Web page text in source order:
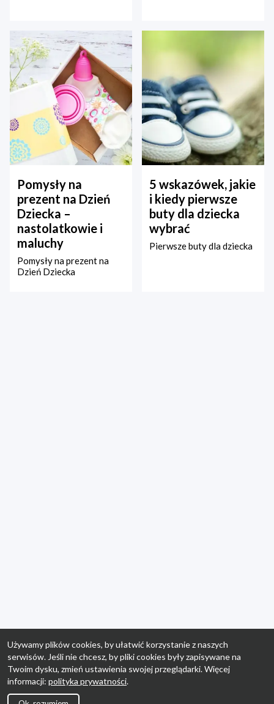
Pomysły na
prezent na Dzień
Dziecka –
nastolatkowie i
maluchy
Pomysły na prezent na
Dzień Dziecka
5 wskazówek, jakie
i kiedy pierwsze
buty dla dziecka
wybrać
Pierwsze buty dla dziecka
Używamy plików cookies, by ułatwić korzystanie z naszych
serwisów. Jeśli nie chcesz, by pliki cookies były zapisywane na
Twoim dysku, zmień ustawienia swojej przeglądarki. Więcej
informacji: polityka prywatności.